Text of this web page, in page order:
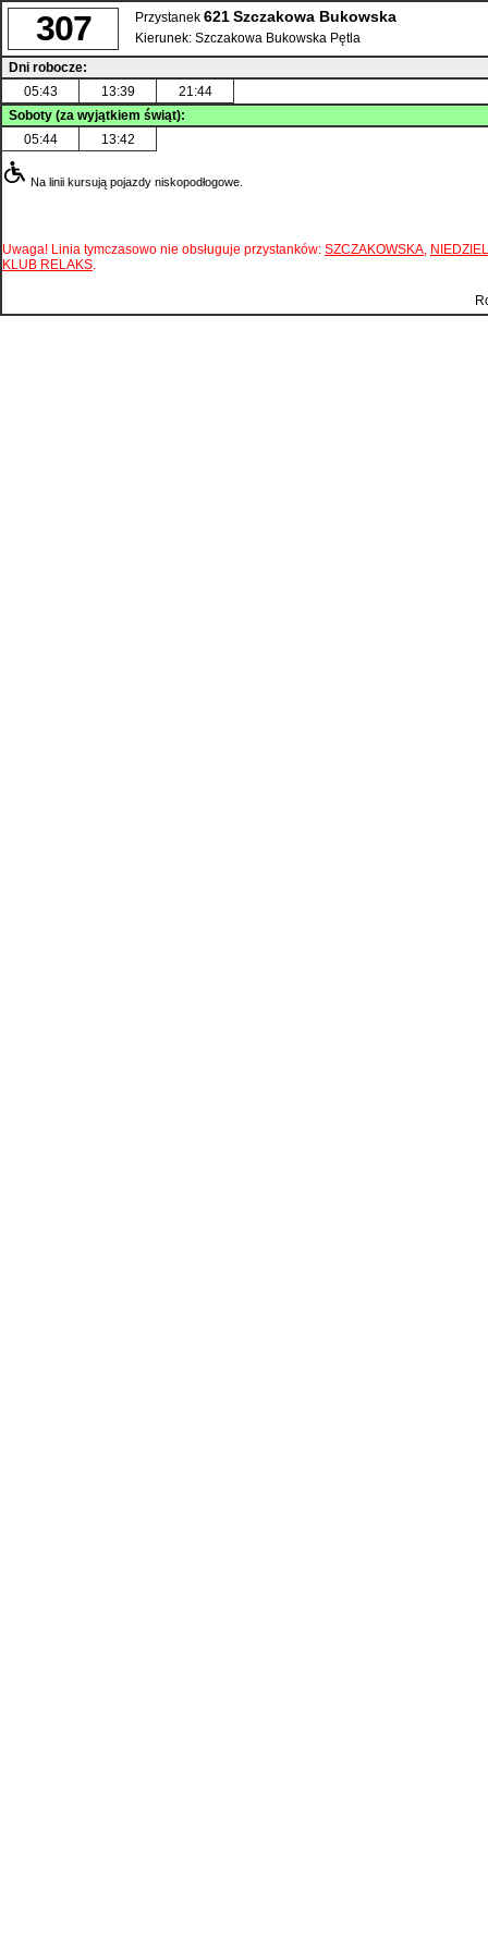
307 Przystanek 621Szczakowa Bukowska
Kierunek: Szczakowa Bukowska Pętla
Dni robocze:
05:43
13:39
21:44
Soboty (za wyjątkiem świąt):
05:44
13:42
Na linii kursują pojazdy niskopodłogowe.
Uwaga! Linia tymczasowo nie obsługuje przystanków: SZCZAKOWSKA,
KLUB RELAKS.